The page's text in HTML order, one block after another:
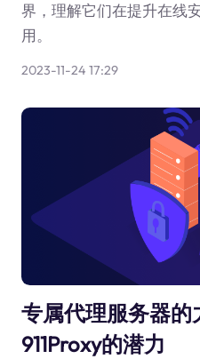
界，理解它们在提升在线
用。
2023-11-24 17:29
专属代理服务器的
911Proxy的潜力